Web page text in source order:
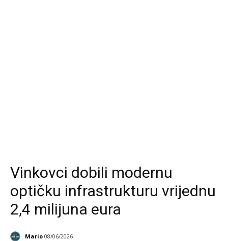
Vinkovci dobili modernu
optičku infrastrukturu vrijednu
2,4 milijuna eura
Mario 08/06/2026